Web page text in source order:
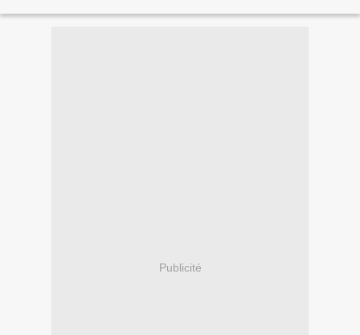
Publicité